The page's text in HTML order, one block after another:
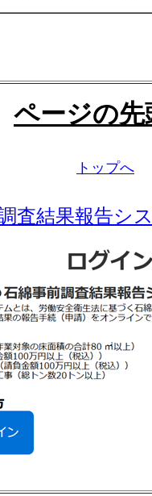
ページの先
トップへ
査結果報告シ